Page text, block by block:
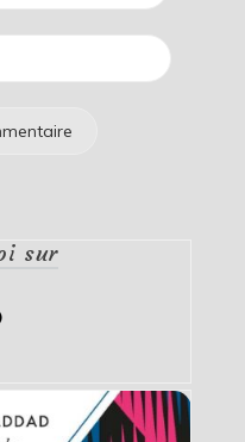
sur